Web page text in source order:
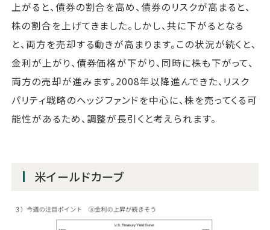
上がると、債券の割合を高め、債券のリスクが高まると、
株の割合を上げてきました。しかし、共に下がるとなる
と、両方を売却する動きが高まります。この状況が続くと、
金利が上がり、債券価格が下がり、同時に株も下がって、
両方の売却が進みます。2008年以降進んできた、リスク
パリティ戦略のヘッジファンドを中心に、株を売ってくる可
能性があるため、調整が長引くと考えられます。
米イールドカーブ